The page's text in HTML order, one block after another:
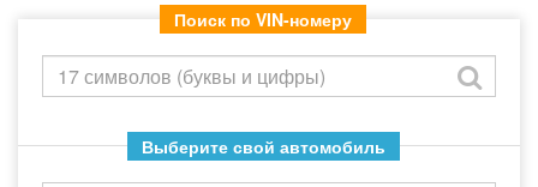
Поиск по VIN-номеру
Выберите свой автомобиль